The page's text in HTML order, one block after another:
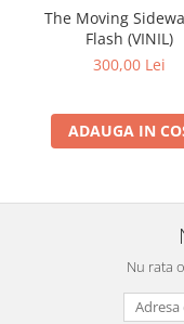
The Moving
Flash (VINIL)
300,00 Lei
ADAUGA IN
Nu rata